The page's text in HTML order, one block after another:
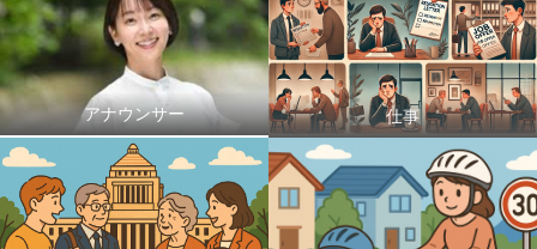
アナウンサー 仕事